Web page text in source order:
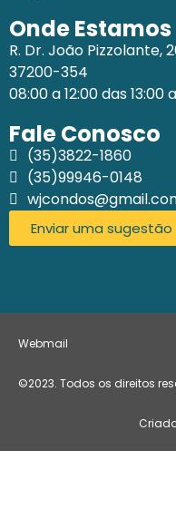
Onde Estamos
R. Dr. João Pizzolante,
37200-354
08:00 a 12:00 das 13:00
Fale Conosco
(35)3822-1860
(35)99946-0148
Enviar uma sugestão
Webmail
©2023. Todos os direitos